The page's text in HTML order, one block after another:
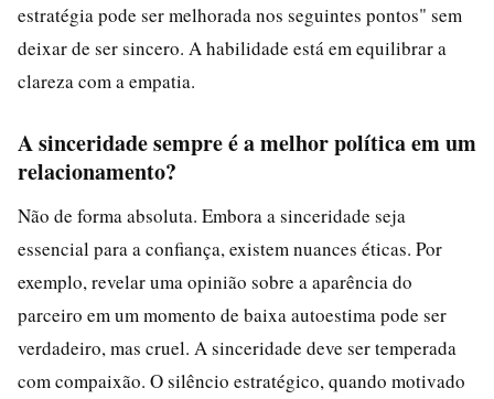
estratégia pode ser melhorada nos seguintes pontos" sem
deixar de ser sincero. A habilidade está em equilibrar a
clareza com a empatia.
A sinceridade sempre é a melhor política em um
relacionamento?
Não de forma absoluta. Embora a sinceridade seja
essencial para a confiança, existem nuances éticas. Por
exemplo, revelar uma opinião sobre a aparência do
parceiro em um momento de baixa autoestima pode ser
verdadeiro, mas cruel. A sinceridade deve ser temperada
com compaixão. O silêncio estratégico, quando motivado